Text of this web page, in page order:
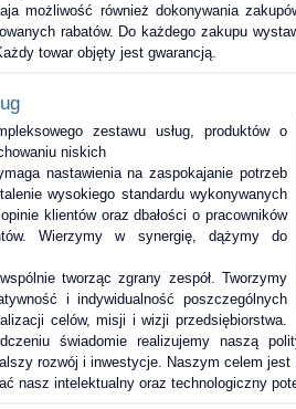
możliwość również dokonywania
rabatów. Do każdego zakupu
towar objęty jest gwarancją.
zestawu usług, produktów o
niskich
nastawienia na zaspokajanie potrzeb
wysokiego standardu wykonywanych
klientów oraz dbałości o pracowników
Wierzymy w synergię, dążymy do
tworząc zgrany zespół. Tworzymy
i indywidualność poszczególnych
celów, misji i wizji przedsiębiorstwa.
świadomie realizujemy naszą
rozwój i inwestycje. Naszym celem
nasz intelektualny oraz technologiczny